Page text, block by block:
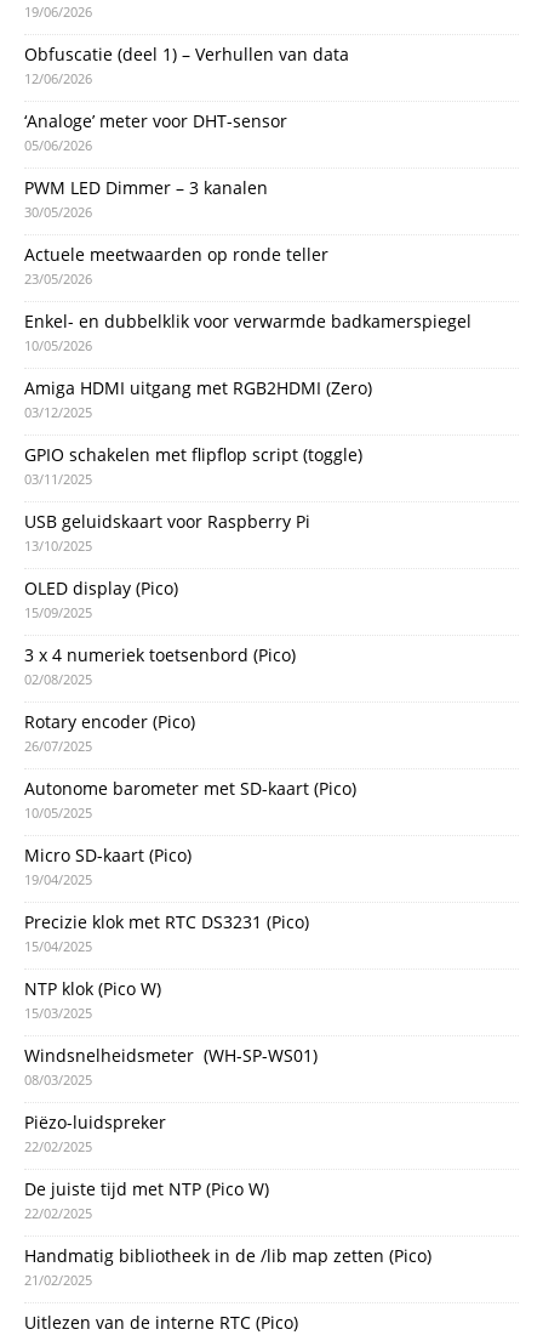
19/06/2026
Obfuscatie (deel 1) – Verhullen van data
12/06/2026
‘Analoge’ meter voor DHT-sensor
05/06/2026
PWM LED Dimmer – 3 kanalen
30/05/2026
Actuele meetwaarden op ronde teller
23/05/2026
Enkel- en dubbelklik voor verwarmde badkamerspiegel
10/05/2026
Amiga HDMI uitgang met RGB2HDMI (Zero)
03/12/2025
GPIO schakelen met flipflop script (toggle)
03/11/2025
USB geluidskaart voor Raspberry Pi
13/10/2025
OLED display (Pico)
15/09/2025
3 x 4 numeriek toetsenbord (Pico)
02/08/2025
Rotary encoder (Pico)
26/07/2025
Autonome barometer met SD-kaart (Pico)
10/05/2025
Micro SD-kaart (Pico)
19/04/2025
Precizie klok met RTC DS3231 (Pico)
15/04/2025
NTP klok (Pico W)
15/03/2025
Windsnelheidsmeter (WH-SP-WS01)
08/03/2025
Piëzo-luidspreker
22/02/2025
De juiste tijd met NTP (Pico W)
22/02/2025
Handmatig bibliotheek in de /lib map zetten (Pico)
21/02/2025
Uitlezen van de interne RTC (Pico)